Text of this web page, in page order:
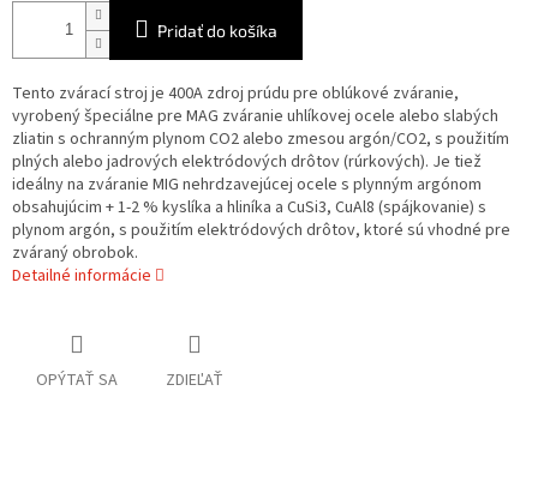
Pridať do košíka
Tento zvárací stroj je 400A zdroj prúdu pre oblúkové zváranie,
vyrobený špeciálne pre MAG zváranie uhlíkovej ocele alebo slabých
zliatin s ochranným plynom CO2 alebo zmesou argón/CO2, s použitím
plných alebo jadrových elektródových drôtov (rúrkových). Je tiež
ideálny na zváranie MIG nehrdzavejúcej ocele s plynným argónom
obsahujúcim + 1-2 % kyslíka a hliníka a CuSi3, CuAl8 (spájkovanie) s
plynom argón, s použitím elektródových drôtov, ktoré sú vhodné pre
zváraný obrobok.
Detailné informácie
OPÝTAŤ SA ZDIEĽAŤ